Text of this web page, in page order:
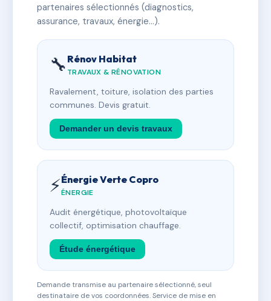
partenaires sélectionnés (diagnostics,
assurance, travaux, énergie…).
🔧 Rénov Habitat
TRAVAUX & RÉNOVATION
Ravalement, toiture, isolation des parties
communes. Devis gratuit.
Demander un devis travaux
⚡Énergie Verte Copro
ÉNERGIE
Audit énergétique, photovoltaïque
collectif, optimisation chauffage.
Étude énergétique
Demande transmise au partenaire sélectionné, seul
destinataire de vos coordonnées. Service de mise en